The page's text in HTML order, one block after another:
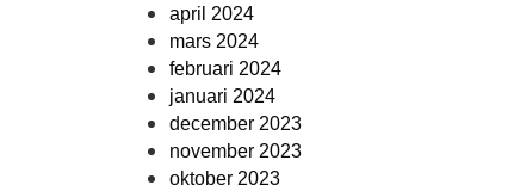
april 2024
mars 2024
februari 2024
januari 2024
december 2023
november 2023
oktober 2023